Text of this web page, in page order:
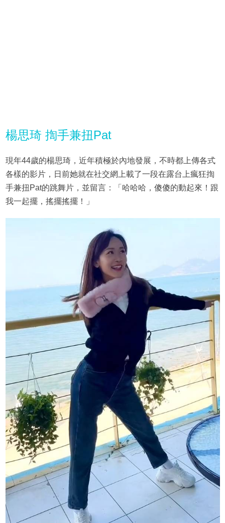
楊思琦 揈手兼扭Pat
現年44歲的楊思琦，近年積極於內地發展，不時都上傳各式
各樣的影片，日前她就在社交網上載了一段在露台上瘋狂揈
手兼扭Pat的跳舞片，並留言：「哈哈哈，傻傻的動起來！跟
我一起擺，搖擺搖擺！」